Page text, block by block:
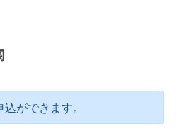
ができます。